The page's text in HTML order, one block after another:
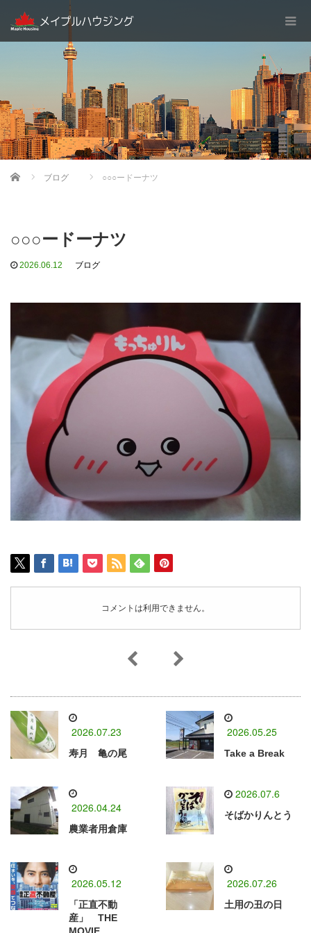
Home ブログ ○○○ードーナツ
○○○ードーナツ
2026.06.12 ブログ
コメントは利用できません。
2026.07.23
寿月 亀の尾
2026.05.25
Take a Break
2026.04.24
農業者用倉庫
2026.07.6
そばかりんとう
2026.05.12
「正直不動
産」 THE
MOVIE
2026.07.26
土用の丑の日